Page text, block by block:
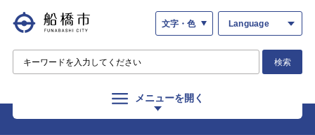
文字・色 Language
検索
メニューを開く